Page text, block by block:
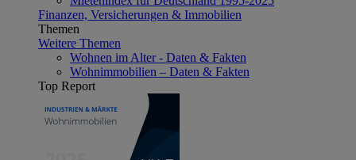
Finanzen, Versicherungen & Immobilien
Themen
Weitere Themen
Wohnen im Alter - Daten & Fakten
Wohnimmobilien – Daten & Fakten
Top Report